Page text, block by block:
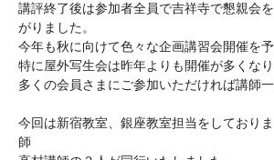
講評終了後は参加者全員で吉祥寺で懇親会
がりました。
今年も秋に向けて色々な企画講習会開催を予
特に屋外写生会は昨年よりも開催が多くな
多くの会員さまにご参加いただければ講師一
今回は新宿教室、銀座教室担当をしており
師